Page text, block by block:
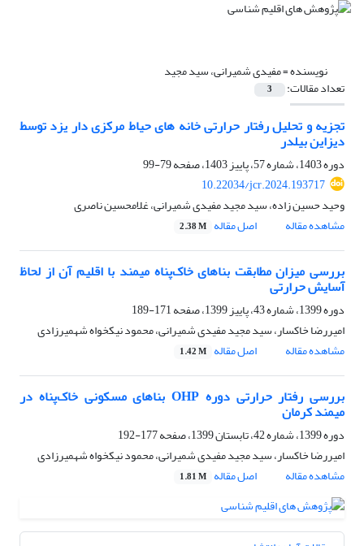
نویسنده =مفیدی شمیرانی، سید مجید
تعداد مقالات: 3
تجزیه و تحلیل رفتار حرارتی خانه های حیاط مرکزی دار یزد توسط
دیزاین بیلدر
دوره 1403، شماره 57، پاییز 1403، صفحه
79-99
10.22034/jcr.2024.193717
وحید حسین زاده، سید مجید مفیدی شمیرانی، غلامحسین ناصری
مشاهده مقاله
اصل مقاله 2.38 M
بررسی میزان مطابقت بناهای خاک‌پناه میمند با اقلیم آن از لحاظ
آسایش حرارتی
دوره 1399، شماره 43، پاییز 1399، صفحه
171-189
امیررضا خاکسار، سید مجید مفیدی شمیرانی، محمود نیکخواه شهمیرزادی
مشاهده مقاله
اصل مقاله 1.42 M
بررسی رفتار حرارتی دوره OHP بناهای مسکونی خاک‌پناه در
میمند کرمان
دوره 1399، شماره 42، تابستان 1399، صفحه
177-192
امیررضا خاکسار، سید مجید مفیدی شمیرانی، محمود نیکخواه شهمیرزادی
مشاهده مقاله
اصل مقاله 1.81 M